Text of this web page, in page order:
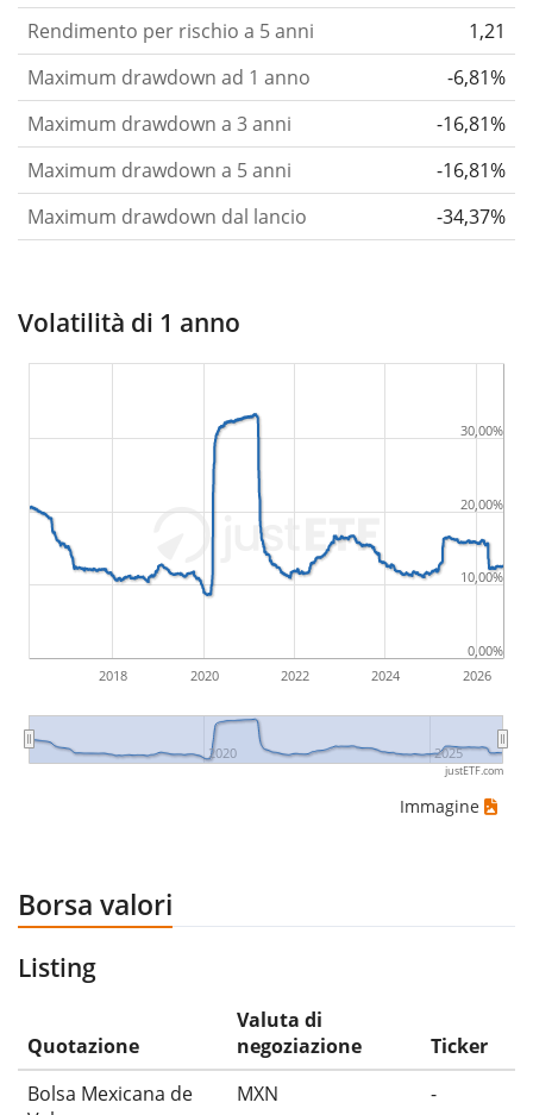
Rendimento per rischio a 5 anni
1,21
Maximum drawdown ad 1 anno
-6,81%
Maximum drawdown a 3 anni
-16,81%
Maximum drawdown a 5 anni
-16,81%
Maximum drawdown dal lancio
-34,37%
Volatilità di 1 anno
2018 2020 2022 2024 2026
2020 2025
0,00%
10,00%
20,00%
30,00%
justETF.com
Immagine
Borsa valori
Listing
Quotazione
Valuta di
negoziazione
Ticker
Bolsa Mexicana de
MXN -